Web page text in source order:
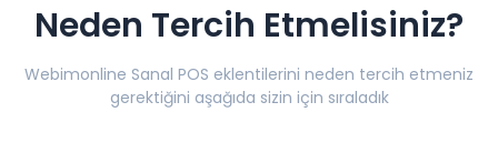
Neden Tercih Etmelisiniz?
Webimonline Sanal POS eklentilerini neden tercih etmeniz
gerektiğini aşağıda sizin için sıraladık